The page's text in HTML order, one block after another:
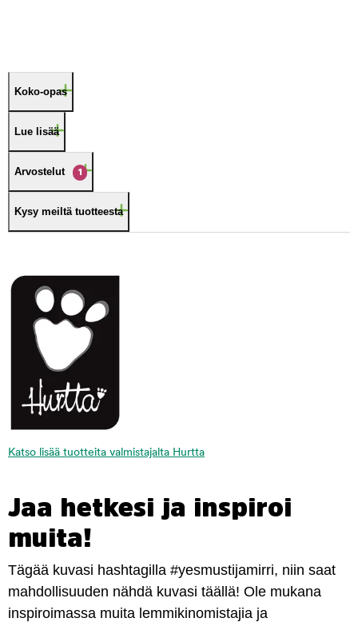
Koko-opas
Lue lisää
Arvostelut 1
Kysy meiltä tuotteesta
Katso lisää tuotteita valmistajalta Hurtta
Jaa hetkesi ja inspiroi
muita!
Tägää kuvasi hashtagilla #yesmustijamirri, niin saat
mahdollisuuden nähdä kuvasi täällä! Ole mukana
inspiroimassa muita lemmikinomistajia ja